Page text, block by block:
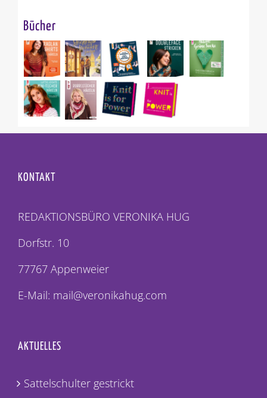
Bücher
KONTAKT
REDAKTIONSBÜRO VERONIKA HUG
Dorfstr. 10
77767 Appenweier
E-Mail: mail@veronikahug.com
AKTUELLES
Sattelschulter gestrickt